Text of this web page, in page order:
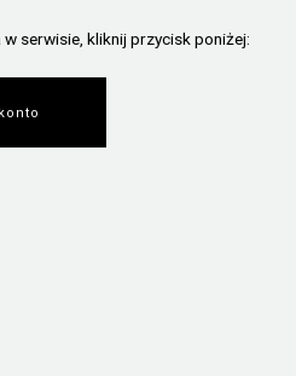
serwisie, kliknij przycisk poniżej: